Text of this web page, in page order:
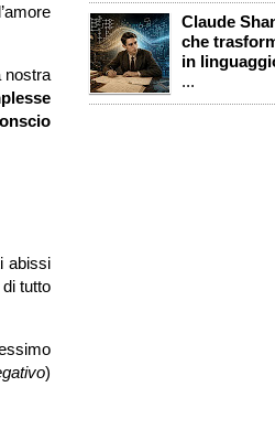
nostra
abissi
tutto
)
Claude
che
in
...